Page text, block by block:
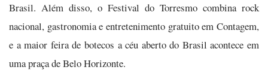
Brasil. Além disso, o Festival do Torresmo combina rock
nacional, gastronomia e entretenimento gratuito em Contagem,
e a maior feira de botecos a céu aberto do Brasil acontece em
uma praça de Belo Horizonte.